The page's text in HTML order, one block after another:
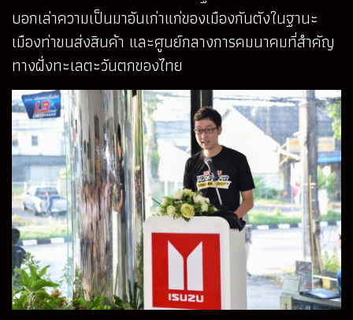
บอกเล่าความเป็นมาอันเก่าแก่ของเมืองกันตังในฐานะ
เมืองท่าขนส่งสินค้า และศูนย์กลางการคมนาคมที่สำคัญ
ทางฝั่งทะเลตะวันตกของไทย